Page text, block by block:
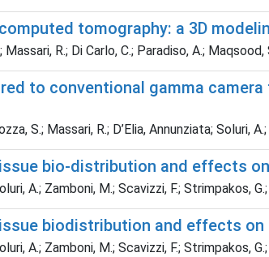
tomography: a 3D
R.; Di Carlo, C.; Paradiso, A.; Maqsood,
to conventional gamma
S.; Massari, R.; D’Elia, Annunziata; Soluri,
bio-distribution and effects
A.; Zamboni, M.; Scavizzi, F.; Strimpakos,
biodistribution and effects
A.; Zamboni, M.; Scavizzi, F.; Strimpakos,